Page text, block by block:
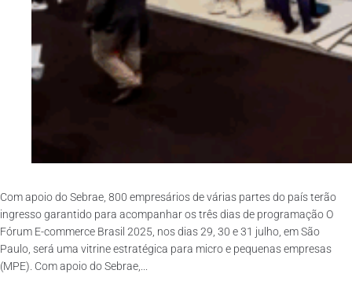
Com apoio do Sebrae, 800 empresários de várias partes do país terão
ingresso garantido para acompanhar os três dias de programação O
Fórum E-commerce Brasil 2025, nos dias 29, 30 e 31 julho, em São
Paulo, será uma vitrine estratégica para micro e pequenas empresas
(MPE). Com apoio do Sebrae,...